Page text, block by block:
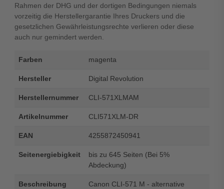
Rahmen der DHG und der dortigen Bedingungen niemals
vorzeitig die Herstellergarantie Ihres Druckers und die
gesetzlichen Gewährleistungsrechte verlieren oder diese
auch nur gemindert werden.
Farben magenta
Hersteller Digital Revolution
Herstellernummer CLI-571XLMAM
Artikelnummer CLI571XLM-DR
EAN 4255872450941
Seitenergiebigkeit
bis zu 645 Seiten (Bei 5%
Abdeckung)
Beschreibung
Canon CLI-571 M - alternative